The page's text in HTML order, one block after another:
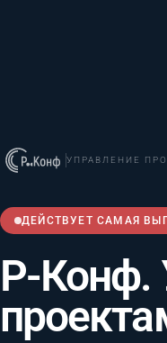
УПРАВЛЕНИЕ
ДЕЙСТВУЕТ САМАЯ
Р-Конф.